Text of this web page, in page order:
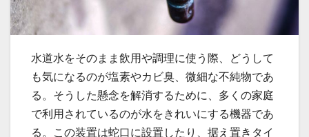
水道水をそのまま飲用や調理に使う際、どうして
も気になるのが塩素やカビ臭、微細な不純物であ
る。 そうした懸念を解消するために、多くの家庭
で利用されているのが水をきれいにする機器であ
る。この装置は蛇口に設置したり、据え置きタイ